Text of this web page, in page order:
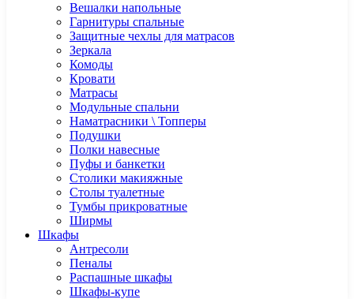
Вешалки напольные
Гарнитуры спальные
Защитные чехлы для матрасов
Зеркала
Комоды
Кровати
Матрасы
Модульные спальни
Наматрасники \ Топперы
Подушки
Полки навесные
Пуфы и банкетки
Столики макияжные
Столы туалетные
Тумбы прикроватные
Ширмы
Шкафы
Антресоли
Пеналы
Распашные шкафы
Шкафы-купе